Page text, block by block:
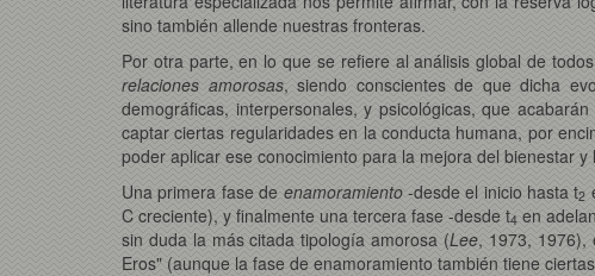
sino también allende nuestras fronteras.
Por otra parte, en lo que se refiere al análisis global de
relaciones amorosas, siendo conscientes de que dicha
demográficas, interpersonales, y psicológicas, que
captar ciertas regularidades en la conducta humana, por
poder aplicar ese conocimiento para la mejora del bienestar
Una primera fase de enamoramiento-desde el inicio hasta t2
C creciente), y finalmente una tercera fase -desde t4 en
sin duda la más citada tipología amorosa (Lee, 1973, 1976),
Eros" (aunque la fase de enamoramiento también tiene